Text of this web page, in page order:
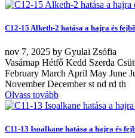
C12-15 Alketh-2 hatása a hajra és
nov 7, 2025 by Gyulai Zsófia
Vasárnap Hétfő Kedd Szerda
February March April May June
November December st nd rd th
Olvass tovább
C11-13 Isoalkane hatása a hajra és